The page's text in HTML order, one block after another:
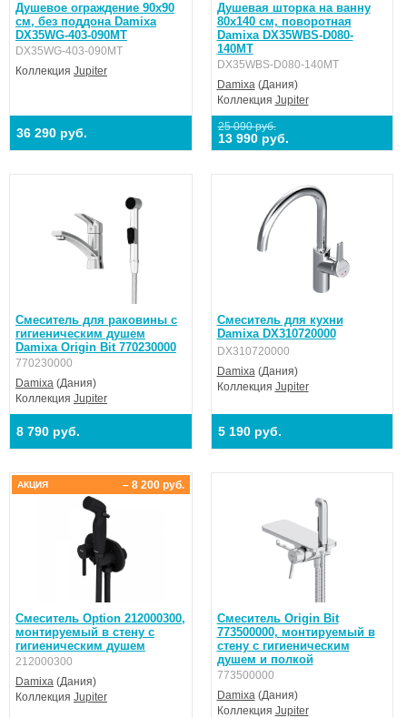
Душевое ограждение 90х90
см, без поддона Damixa
DX35WG-403-090MT
DX35WG-403-090MT
Коллекция Jupiter
36 290 руб.
Душевая шторка на ванну
80х140 см, поворотная
Damixa DX35WBS-D080-
140MT
DX35WBS-D080-140MT
Damixa(Дания)
Коллекция Jupiter
25 090 руб.
13 990 руб.
Смеситель для раковины с
гигиеническим душем
Damixa Origin Bit 770230000
770230000
Damixa (Дания)
Коллекция Jupiter
8 790 руб.
Смеситель для кухни
Damixa DX310720000
DX310720000
Damixa(Дания)
Коллекция Jupiter
5 190 руб.
Смеситель Option 212000300,
монтируемый в стену с
гигиеническим душем
212000300
Damixa (Дания)
Коллекция Jupiter
– 8 200 руб.
АКЦИЯ
Смеситель Origin Bit
773500000, монтируемый в
стену с гигиеническим
душем и полкой
773500000
Damixa(Дания)
Коллекция Jupiter